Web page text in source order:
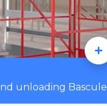
unloading Bascule